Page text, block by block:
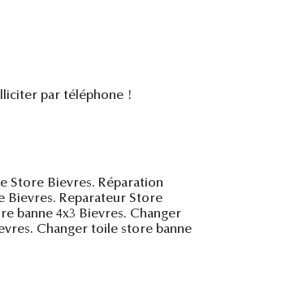
par téléphone !
Store Bievres. Réparation
Bievres. Reparateur Store
banne 4x3 Bievres. Changer
Changer toile store banne